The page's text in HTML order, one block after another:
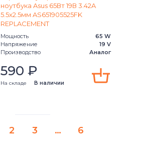
ноутбука Asus 65Вт 19В 3.42A
5.5x2.5мм AS651905525FK
REPLACEMENT
Мощность
65 W
Напряжение
19 V
Производство
Аналог
590 ₽
На складе В наличии
2 3 … 6